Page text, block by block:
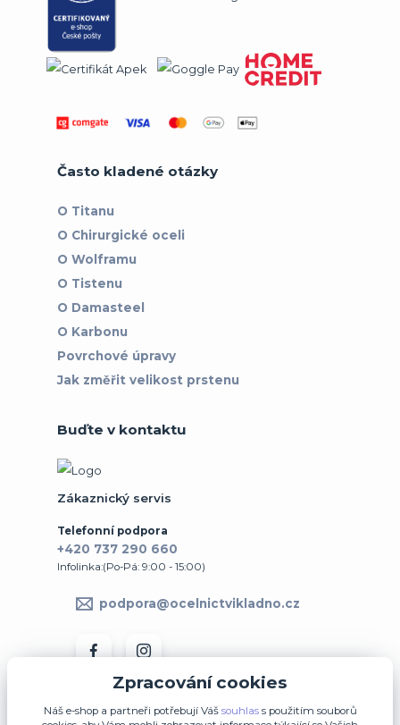
Často kladené otázky
O Titanu
O Chirurgické oceli
O Wolframu
O Tistenu
O Damasteel
O Karbonu
Povrchové úpravy
Jak změřit velikost prstenu
Buďte v kontaktu
Zákaznický servis
Telefonní podpora
+420 737 290 660
Infolinka:(Po-Pá: 9:00 - 15:00)
podpora@ocelnictvikladno.cz
Zpracování cookies
Náš e-shop a partneři potřebují Váš souhlass použitím souborů